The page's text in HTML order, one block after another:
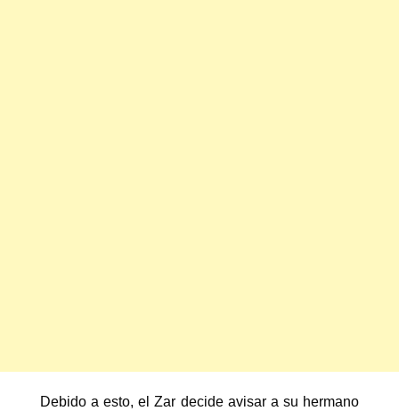
Debido a esto, el Zar decide avisar a su hermano